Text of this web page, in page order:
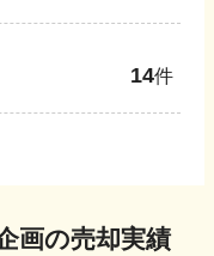
14件
画の売却実績